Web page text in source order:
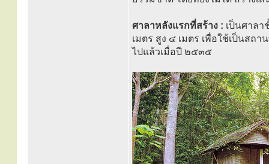
ศาลาหลังแรกที่สร้าง : เป็นศาลา
เมตร สูง ๔ เมตร เพื่อใช้เป็นส
ไปแล้วเมื่อปี ๒๕๓๕